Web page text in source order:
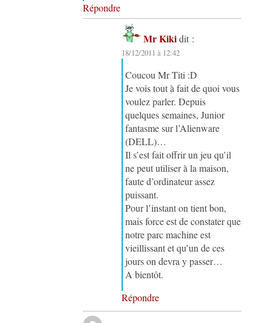
Répondre
Mr Kiki dit :
18/12/2011 à 12:42
Coucou Mr Titi :D
Je vois tout à fait de quoi vous
voulez parler. Depuis
quelques semaines, Junior
fantasme sur l’Alienware
(DELL)…
Il s’est fait offrir un jeu qu’il
ne peut utiliser à la maison,
faute d’ordinateur assez
puissant.
Pour l’instant on tient bon,
mais force est de constater que
notre parc machine est
vieillissant et qu’un de ces
jours on devra y passer…
A bientôt.
Répondre